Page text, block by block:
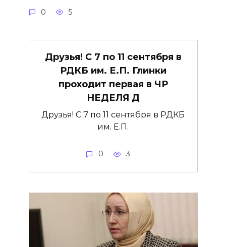
0 5
Друзья! С 7 по 11 сентября в
РДКБ им. Е.П. Глинки
проходит первая в ЧР
НЕДЕЛЯ Д
Друзья! С 7 по 11 сентября в РДКБ
им. Е.П.
0 3